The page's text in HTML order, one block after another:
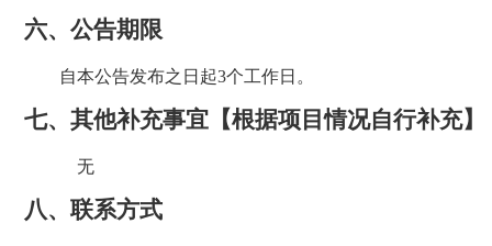
六、 公告期限
自本公告发布之日起3个工作日。
七、 其他补充事宜 【根据项目情况自行补充】
无
八、 联系方式